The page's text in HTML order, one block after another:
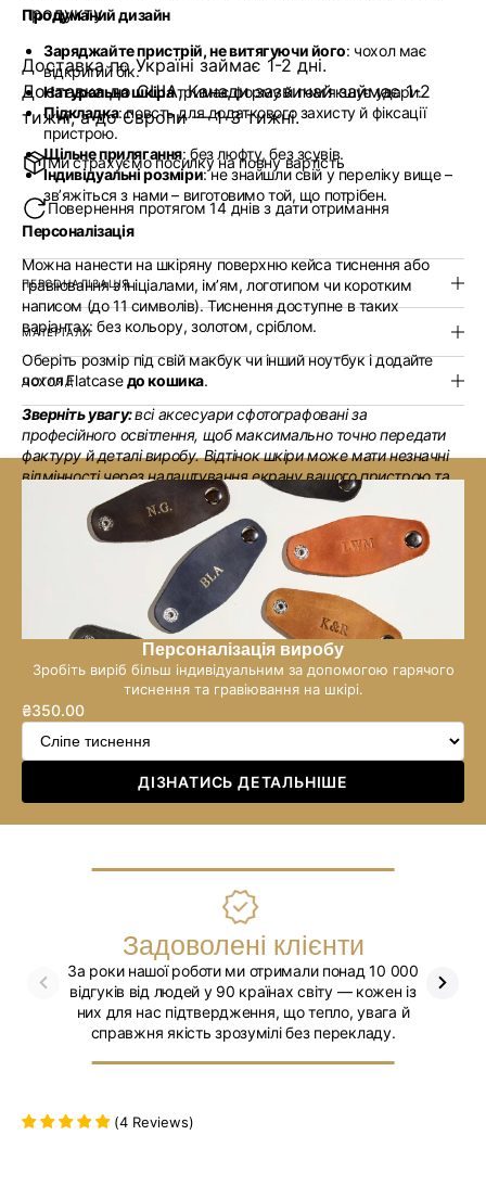
Продуманий дизайн
Заряджайте пристрій, не витягуючи його: чохол має
відкритий бік.
Натуральна шкіратримає форму й пом’якшує удари.
Підкладка: повсть для додаткового захисту й фіксації
пристрою.
Щільне прилягання: без люфту, без зсувів.
Індивідуальні розміри: не знайшли свій у переліку вище –
звʼяжіться з нами – виготовимо той, що потрібен.
Персоналізація
Можна нанести на шкіряну поверхню кейса тиснення або
гравіювання з ініціалами, ім’ям, логотипом чи коротким
написом (до 11 символів). Тиснення доступне в таких
варіантах: без кольору, золотом, сріблом.
Оберіть розмір під свій макбук чи інший ноутбук і додайте
чохол Flatcaseдо кошика.
Зверніть увагу:всі аксесуари сфотографовані за
професійного освітлення, щоб максимально точно передати
фактуру й деталі виробу. Відтінок шкіри може мати незначні
відмінності через налаштування екрану вашого пристрою та
природні особливості натуральної шкіри.
колекцію шкіряних чохлів
для ноутбуків та
планшетів за посиланням, аби переглянути більше варіантів.
продукту
Доставка по Україні займає 1-2 дні.
Доставка до США, Канади зазвичай займає 1-2
тижні, а до Європи — 1-3 тижні.
Ми страхуємо посилку на повну вартість
Повернення протягом 14 днів з дати отримання
ПЕРСОНАЛІЗАЦІЯ
МАТЕРІАЛИ
ДОГЛЯД
Персоналізація виробу
Зробіть виріб більш індивідуальним за допомогою гарячого
тиснення та гравіювання на шкірі.
Звичайна
ціна
₴350.00
ДІЗНАТИСЬ ДЕТАЛЬНІШЕ
Задоволені клієнти
За роки нашої роботи ми отримали понад 10 000
відгуків від людей у 90 країнах світу — кожен із
них для нас підтвердження, що тепло, увага й
справжня якість зрозумілі без перекладу.
(4 Reviews)